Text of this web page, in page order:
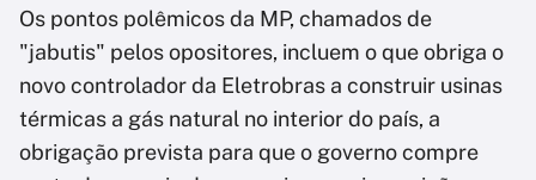
Os pontos polêmicos da MP, chamados de
"jabutis" pelos opositores, incluem o que obriga o
novo controlador da Eletrobras a construir usinas
térmicas a gás natural no interior do país, a
obrigação prevista para que o governo compre